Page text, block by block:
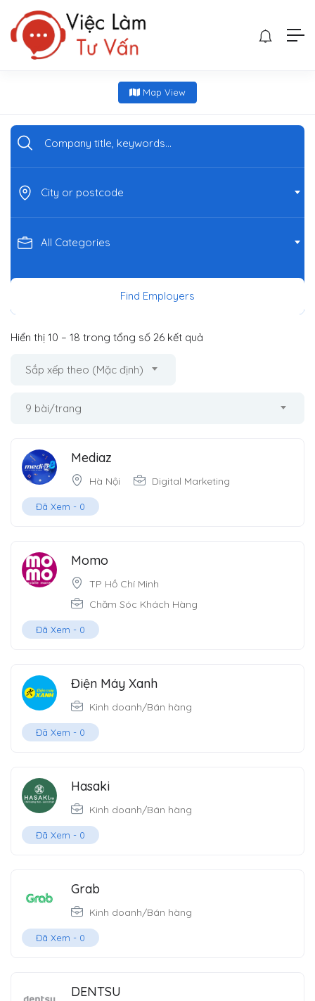
Map View
City or postcode
All Categories
Find Employers
Hiển thị 10 – 18 trong tổng số 26 kết quả
Sắp xếp theo (Mặc định)
9 bài/trang
Mediaz
Hà Nội Digital Marketing
Đã Xem - 0
Momo
TP Hồ Chí Minh
Chăm Sóc Khách Hàng
Đã Xem - 0
Điện Máy Xanh
Kinh doanh/Bán hàng
Đã Xem - 0
Hasaki
Kinh doanh/Bán hàng
Đã Xem - 0
Grab
Kinh doanh/Bán hàng
Đã Xem - 0
DENTSU